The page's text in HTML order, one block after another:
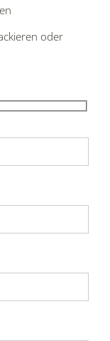
oder